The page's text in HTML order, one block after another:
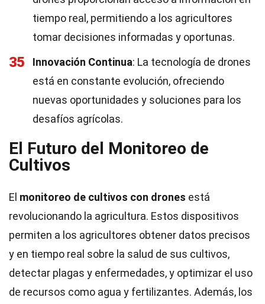
tiempo real, permitiendo a los agricultores
tomar decisiones informadas y oportunas.
35 Innovación Continua: La tecnología de drones
está en constante evolución, ofreciendo
nuevas oportunidades y soluciones para los
desafíos agrícolas.
El Futuro del Monitoreo de
Cultivos
El monitoreo de cultivos con drones está
revolucionando la agricultura. Estos dispositivos
permiten a los agricultores obtener datos precisos
y en tiempo real sobre la salud de sus cultivos,
detectar plagas y enfermedades, y optimizar el uso
de recursos como agua y fertilizantes. Además, los